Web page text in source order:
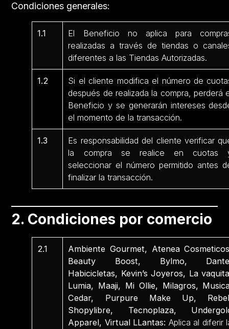
Condiciones generales:
1.1
El Beneficio no aplica para
realizadas a través de tiendas o
diferentes a las Tiendas Autorizadas.
1.2
Si el cliente modifica el número de
después de realizada la compra, perderá
Beneficio y se generarán intereses
el momento de la transacción.
1.3
Es responsabilidad del cliente verificar
la compra se realice en cuotas
seleccionar el número permitido antes
finalizar la transacción.
2. Condiciones por comercio
2.1
Ambiente Gourmet, Atenea
Beauty Boost, Bylmo,
Habicicletas, Kevin’s Joyeros, La
Lumia, Maaji, Mi Ollie, Milagros,
Cedar, Purpure Make Up,
Shopylibre, Tecnoplaza,
Apparel, Virtual LLantas: Aplica al diferir